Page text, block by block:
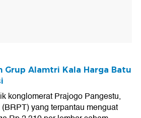
Grup Alamtri Kala Harga Batu
konglomerat Prajogo Pangestu,
yang terpantau menguat